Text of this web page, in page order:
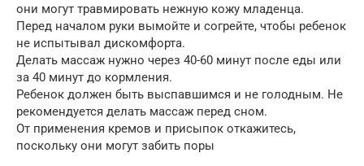
они могут травмировать нежную кожу младенца.
Перед началом руки вымойте и согрейте, чтобы ребенок
не испытывал дискомфорта.
Делать массаж нужно через 40-60 минут после еды или
за 40 минут до кормления.
Ребенок должен быть выспавшимся и не голодным. Не
рекомендуется делать массаж перед сном.
От применения кремов и присыпок откажитесь,
поскольку они могут забить поры